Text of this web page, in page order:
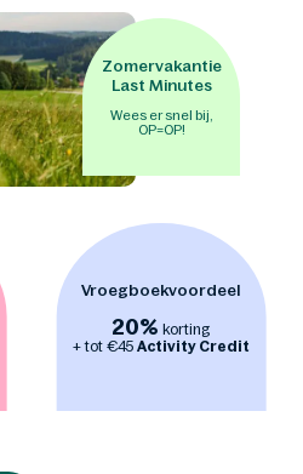
past bij
extra
en
of
om je
een
samen te
een
. Van
Zomervakantie
Last Minutes
Wees er snel bij,
OP=OP!
Vroegboekvoordeel
20% korting
+ tot €45 Activity Credit